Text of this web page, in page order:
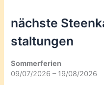
nächste
staltungen
Sommerferien
09/07/2026 – 19/08/2026